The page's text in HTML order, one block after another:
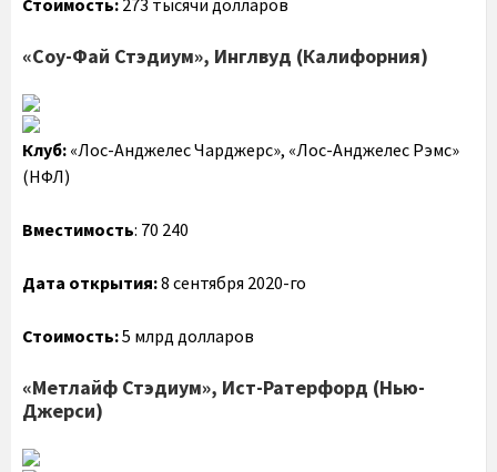
Стоимость: 273 тысячи долларов
«Соу-Фай Стэдиум», Инглвуд (Калифорния)
Клуб: «Лос-Анджелес Чарджерс», «Лос-Анджелес Рэмс»
(НФЛ)
Вместимость: 70 240
Дата открытия:8 сентября 2020-го
Стоимость:5 млрд долларов
«Метлайф Стэдиум», Ист-Ратерфорд (Нью-
Джерси)